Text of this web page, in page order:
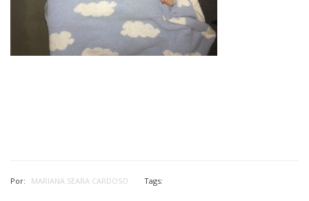
Por: MARIANA SEARA CARDOSO Tags: